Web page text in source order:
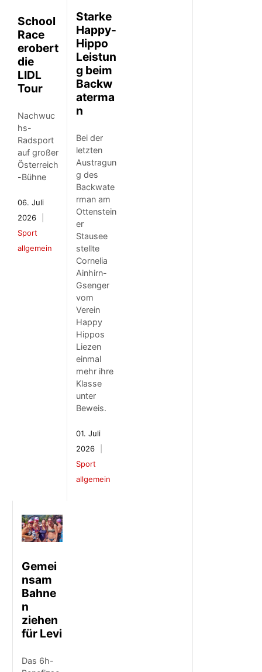
School
Race
erobert
die
LIDL
Tour
Nachwuc
hs-
Radsport
auf großer
Österreich
-Bühne
06. Juli
2026
Sport
allgemein
Starke
Happy-
Hippo
Leistun
g beim
Backw
aterma
n
Bei der
letzten
Austragun
g des
Backwate
rman am
Ottenstein
er
Stausee
stellte
Cornelia
Ainhirn-
Gsenger
vom
Verein
Happy
Hippos
Liezen
einmal
mehr ihre
Klasse
unter
Beweis.
01. Juli
2026
Sport
allgemein
Gemei
nsam
Bahne
n
ziehen
für Levi
Das 6h-